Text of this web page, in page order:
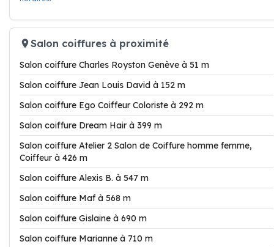
Salon coiffures à proximité
Salon coiffure Charles Royston Genève à 51 m
Salon coiffure Jean Louis David à 152 m
Salon coiffure Ego Coiffeur Coloriste à 292 m
Salon coiffure Dream Hair à 399 m
Salon coiffure Atelier 2 Salon de Coiffure homme femme,
Coiffeur à 426 m
Salon coiffure Alexis B. à 547 m
Salon coiffure Maf à 568 m
Salon coiffure Gislaine à 690 m
Salon coiffure Marianne à 710 m